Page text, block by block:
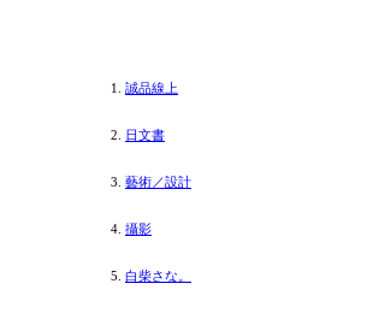
誠品線上
日文書
藝術／設計
攝影
白柴さな。